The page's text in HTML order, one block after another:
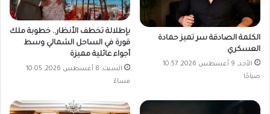
الكلمة الصادقة سر تميز حمادة
العسكري
الأحد, 9 أغسطس 2026, 10:57
صباحًا
بإطلالة تخطف الأنظار.. خطوبة ملك
قورة في الساحل الشمالي وسط
أجواء عائلية مميزة
السبت, 8 أغسطس 2026, 10:05
مساءً